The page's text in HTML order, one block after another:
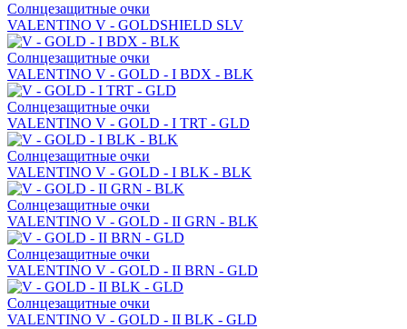
Солнцезащитные очки
VALENTINO V - GOLDSHIELD SLV
Солнцезащитные очки
VALENTINO V - GOLD - I BDX - BLK
Солнцезащитные очки
VALENTINO V - GOLD - I TRT - GLD
Солнцезащитные очки
VALENTINO V - GOLD - I BLK - BLK
Солнцезащитные очки
VALENTINO V - GOLD - II GRN - BLK
Солнцезащитные очки
VALENTINO V - GOLD - II BRN - GLD
Солнцезащитные очки
VALENTINO V - GOLD - II BLK - GLD